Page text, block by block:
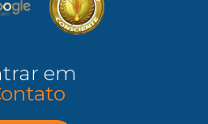
em